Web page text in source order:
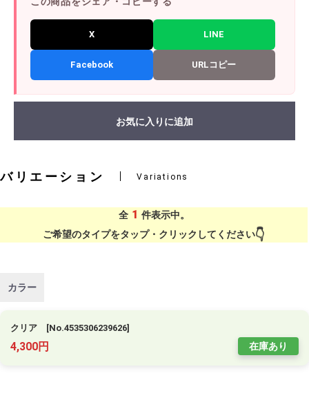
X LINE
Facebook URLコピー
お気に入りに追加
バリエーション Variations
全 1 件表示中。
ご希望のタイプをタップ・クリックしてください
カラー
クリア [No.4535306239626]
4,300円 在庫あり